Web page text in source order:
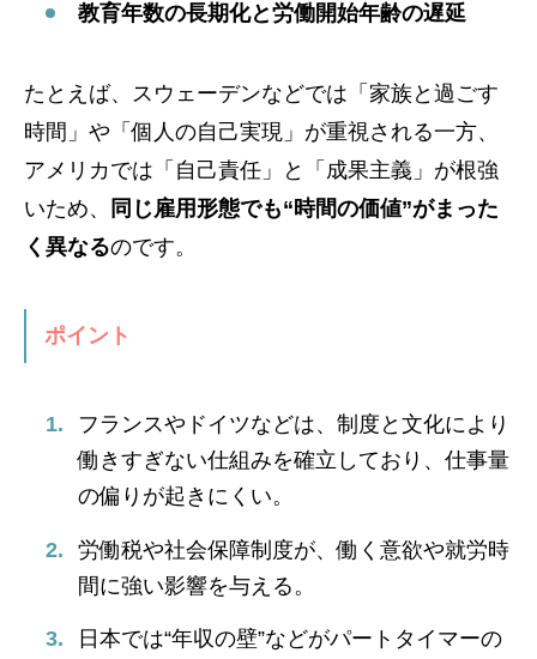
教育年数の長期化と労働開始年齢の遅延
たとえば、スウェーデンなどでは「家族と過ごす
時間」や「個人の自己実現」が重視される一方、
アメリカでは「自己責任」と「成果主義」が根強
いため、
同じ雇用形態でも“時間の価値”がまった
く異なるのです。
ポイント
フランスやドイツなどは、制度と文化により
働きすぎない仕組みを確立しており、仕事量
の偏りが起きにくい。
労働税や社会保障制度が、働く意欲や就労時
間に強い影響を与える。
日本では“年収の壁”などがパートタイマーの